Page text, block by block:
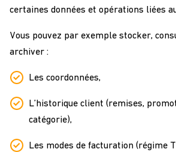
certaines données et opérations liées
Vous pouvez par exemple stocker,
archiver :
Les coordonnées,
L’historique client (remises,
catégorie),
Les modes de facturation (régime